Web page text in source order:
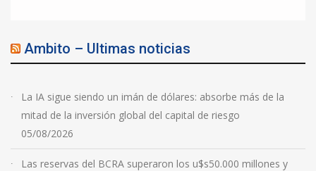
Ambito – Ultimas noticias
La IA sigue siendo un imán de dólares: absorbe más de la
mitad de la inversión global del capital de riesgo
05/08/2026
Las reservas del BCRA superaron los u$s50.000 millones y